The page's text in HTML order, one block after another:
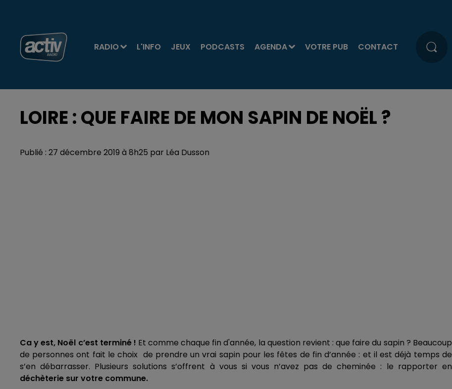
RADIO L'INFO JEUX PODCASTS AGENDA VOTRE PUB CONTACT
LOIRE : QUE FAIRE DE MON SAPIN DE NOËL ?
Publié : 27 décembre 2019 à 8h25 par Léa Dusson
Ca y est, Noël c’est terminé ! Et comme chaque fin d'année, la question revient : que faire du sapin ? Beaucoup
de personnes ont fait le choix de prendre un vrai sapin pour les fêtes de fin d’année : et il est déjà temps de
s’en débarrasser. Plusieurs solutions s’offrent à vous si vous n’avez pas de cheminée : le rapporter en
déchèterie sur votre commune.